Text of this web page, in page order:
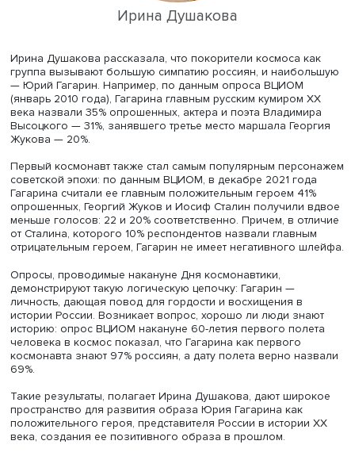
Ирина Душакова
группа вызывают большую симпатию россиян, и
— Юрий Гагарин. Например, по данным опроса ВЦИОМ
(январь 2010 года), Гагарина главным русским кумиром
века назвали 35% опрошенных, актера и поэта
Высоцкого — 31%, занявшего третье место маршала
Жукова — 20%.
советской эпохи: по данным ВЦИОМ, в декабре 2021
Гагарина считали ее главным положительным героем
опрошенных, Георгий Жуков и Иосиф Сталин получили